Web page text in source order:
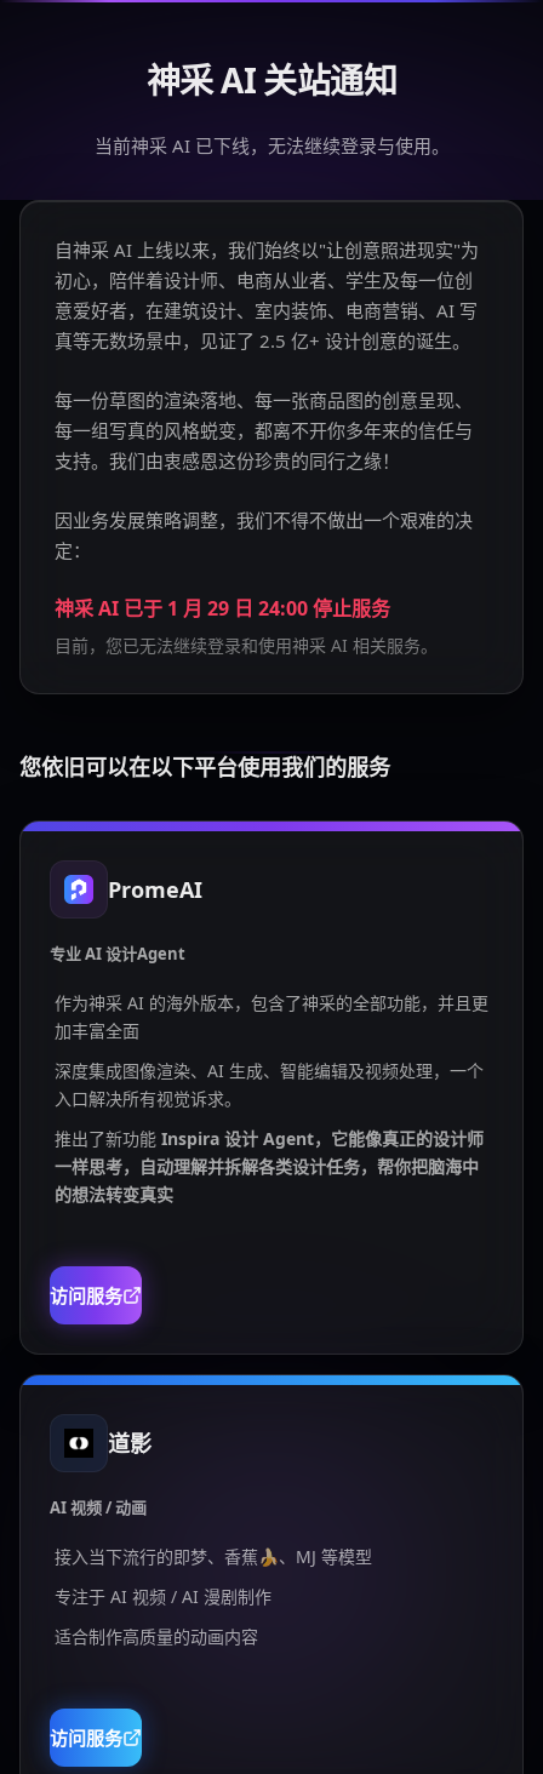
神采 AI 关站通知
当前神采 AI 已下线，无法继续登录与使用。
自神采 AI 上线以来，我们始终以"让创意照进现实"为
初心，陪伴着设计师、电商从业者、学生及每一位创
意爱好者，在建筑设计、室内装饰、电商营销、AI 写
真等无数场景中，见证了 2.5 亿+ 设计创意的诞生。
每一份草图的渲染落地、每一张商品图的创意呈现、
每一组写真的风格蜕变，都离不开你多年来的信任与
支持。我们由衷感恩这份珍贵的同行之缘！
因业务发展策略调整，我们不得不做出一个艰难的决
定：
神采 AI 已于 1 月 29 日 24:00 停止服务
目前，您已无法继续登录和使用神采 AI 相关服务。
您依旧可以在以下平台使用我们的服务
PromeAI
专业 AI 设计Agent
作为神采 AI 的海外版本，包含了神采的全部功能，并且更
加丰富全面
深度集成图像渲染、AI 生成、智能编辑及视频处理，一个
入口解决所有视觉诉求。
推出了新功能 Inspira 设计 Agent，它能像真正的设计师
一样思考，自动理解并拆解各类设计任务，帮你把脑海中
的想法转变真实
访问服务
道影
AI 视频 / 动画
接入当下流行的即梦、香蕉🍌、MJ 等模型
专注于 AI 视频 / AI 漫剧制作
适合制作高质量的动画内容
访问服务